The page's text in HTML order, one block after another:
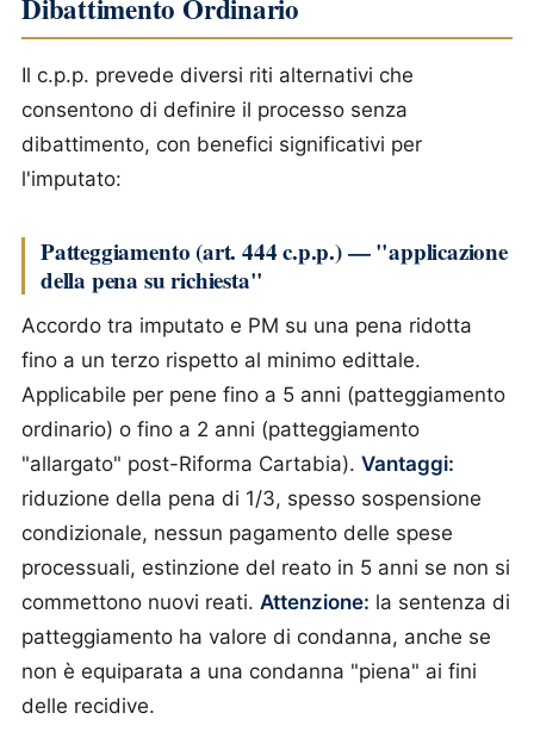
Dibattimento Ordinario
Il c.p.p. prevede diversi riti alternativi che
consentono di definire il processo senza
dibattimento, con benefici significativi per
l'imputato:
Patteggiamento (art. 444 c.p.p.) — "applicazione
della pena su richiesta"
Accordo tra imputato e PM su una pena ridotta
fino a un terzo rispetto al minimo edittale.
Applicabile per pene fino a 5 anni (patteggiamento
ordinario) o fino a 2 anni (patteggiamento
"allargato" post-Riforma Cartabia). Vantaggi:
riduzione della pena di 1/3, spesso sospensione
condizionale, nessun pagamento delle spese
processuali, estinzione del reato in 5 anni se non si
commettono nuovi reati. Attenzione: la sentenza di
patteggiamento ha valore di condanna, anche se
non è equiparata a una condanna "piena" ai fini
delle recidive.